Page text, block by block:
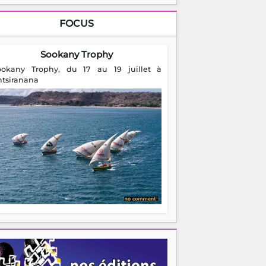
FOCUS
Sookany Trophy
Trophy, du 17 au 19 juillet à